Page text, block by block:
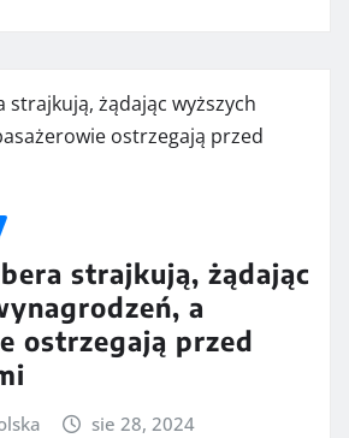
strajkują, żądając
a
ostrzegają przed
sie 28, 2024